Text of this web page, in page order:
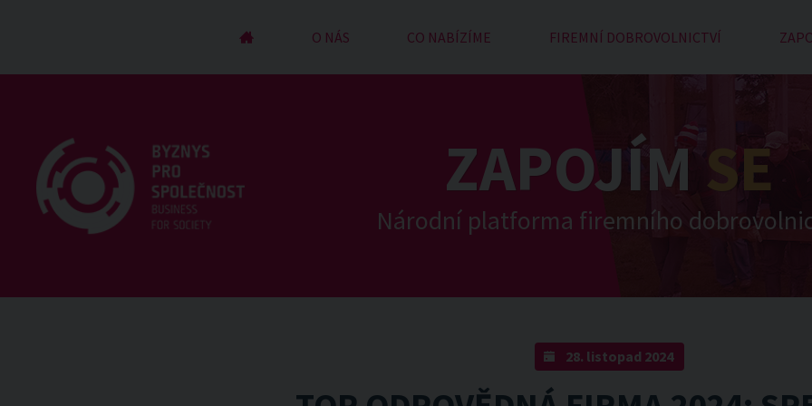
O NÁS CO NABÍZÍME FIREMNÍ DOBROVOLNICTVÍ
ZAPOJÍMSE
Národní platforma firemního
28. listopad 2024